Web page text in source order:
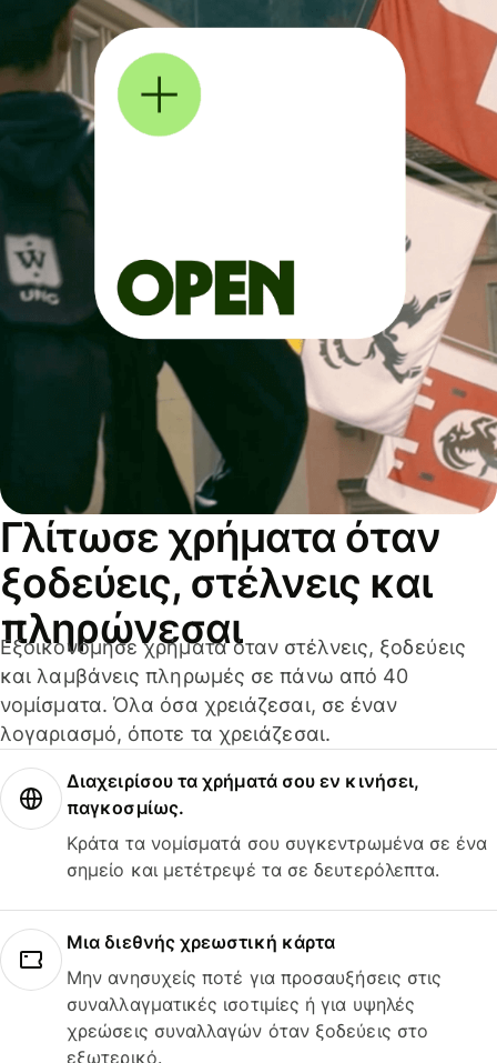
Γλίτωσε χρήματα όταν
ξοδεύεις, στέλνεις και
πληρώνεσαι
Εξοικονόμησε χρήματα όταν στέλνεις, ξοδεύεις
και λαμβάνεις πληρωμές σε πάνω από 40
νομίσματα. Όλα όσα χρειάζεσαι, σε έναν
λογαριασμό, όποτε τα χρειάζεσαι.
Διαχειρίσου τα χρήματά σου εν κινήσει,
παγκοσμίως.
Κράτα τα νομίσματά σου συγκεντρωμένα σε ένα
σημείο και μετέτρεψέ τα σε δευτερόλεπτα.
Μια διεθνής χρεωστική κάρτα
Μην ανησυχείς ποτέ για προσαυξήσεις στις
συναλλαγματικές ισοτιμίες ή για υψηλές
χρεώσεις συναλλαγών όταν ξοδεύεις στο
εξωτερικό.